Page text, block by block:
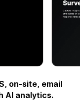
on-site, email
AI analytics.